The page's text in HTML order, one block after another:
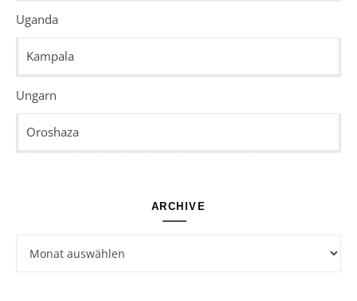
Uganda
Kampala
Ungarn
Oroshaza
ARCHIVE